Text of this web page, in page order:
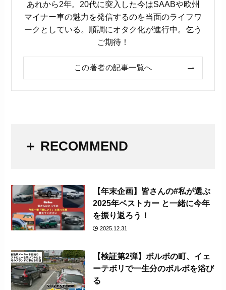
あれから2年。20代に突入した今はSAABや欧州
マイナー車の魅力を発信するのを当面のライフワ
ークとしている。順調にオタク化が進行中。乞う
ご期待！
この著者の記事一覧へ
＋ RECOMMEND
【年末企画】皆さんの#私が選ぶ
2025年ベストカー と一緒に今年
を振り返ろう！
2025.12.31
【検証第2弾】ボルボの町、イェ
ーテボリで一生分のボルボを浴び
る